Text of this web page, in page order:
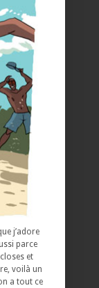
j’adore
parce
et
voilà un
a tout ce